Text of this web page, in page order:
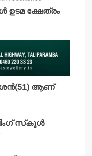
ഉടമ ക്ഷേത്രം
ആണ്
സ്‌കൂള്‍